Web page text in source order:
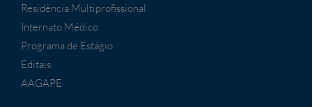
Residência Multiprofissional
Internato Médico
Programa de Estágio
Editais
AAGAPE